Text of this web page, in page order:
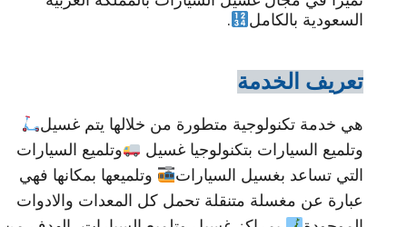
السعودية بالكامل
.
تعريف الخدمة
هي خدمة تكنولوجية متطورة من خلالها يتم غسيل
وتلميع السيارات بتكنولوجيا غسيل
وتلميع السيارات
التي تساعد بغسيل السيارات
وتلميعها بمكانها فهي
عبارة عن مغسلة متنقلة تحمل كل المعدات والادوات